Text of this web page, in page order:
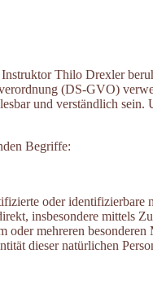
Thilo Drexler
(DS-GVO)
und verständlich
Begriffe:
oder
insbesondere mittels
mehreren
dieser natürlichen